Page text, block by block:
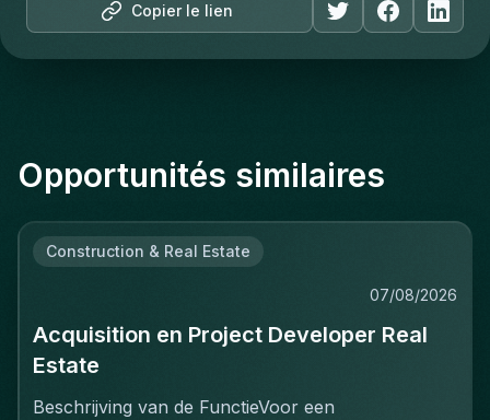
Copier le lien
Opportunités similaires
Construction & Real Estate
07/08/2026
Acquisition en Project Developer Real
Estate
Beschrijving van de FunctieVoor een